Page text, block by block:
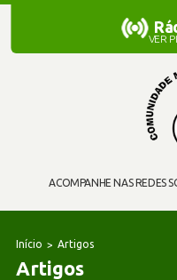
ACOMPANHE NAS REDES
VER
Início Artigos
Artigos